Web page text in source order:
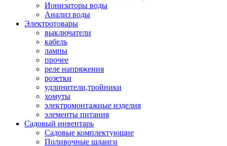
Ионизаторы воды
Анализ воды
Электротовары
выключатели
кабель
лампы
прочее
реле напряжения
розетки
удлинители,тройники
хомуты
электромонтажные изделия
элементы питания
Садовый инвентарь
Садовые комплектующие
Поливочные шланги